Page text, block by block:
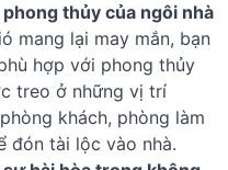
thủy của ngôi nhà
mang lại may mắn, bạn
hợp với phong thủy
treo ở những vị trí
khách, phòng làm
đón tài lộc vào nhà.